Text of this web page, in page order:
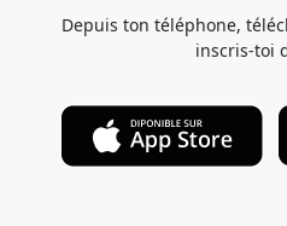
Depuis ton téléphone,
inscris-toi